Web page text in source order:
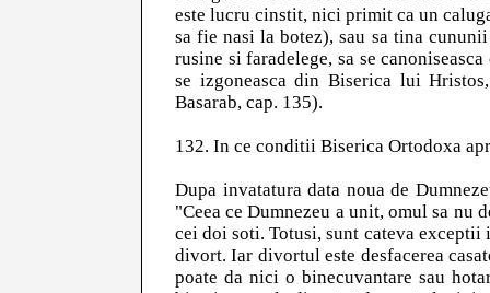
este lucru cinstit, nici primit ca un
sa fie nasi la botez), sau sa tina
rusine si faradelege, sa se
se izgoneasca din Biserica lui
Basarab, cap. 135).
132. In ce conditii Biserica Ortodoxa
Dupa invatatura data noua de
"Ceea ce Dumnezeu a unit, omul sa nu
cei doi soti. Totusi, sunt cateva
divort. Iar divortul este desfacerea
poate da nici o binecuvantare sau